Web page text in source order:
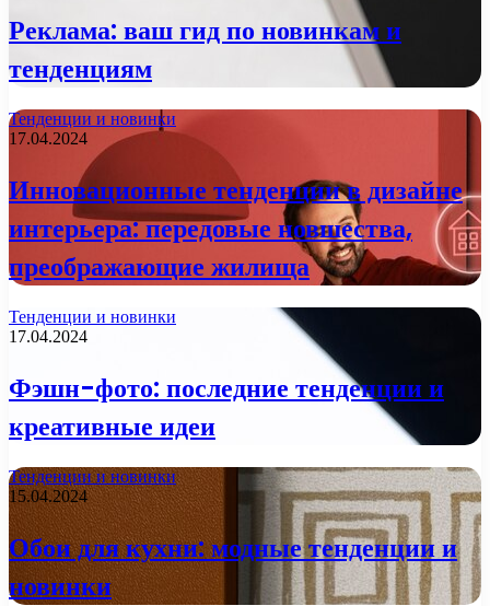
Реклама: ваш гид по новинкам и
тенденциям
Тенденции и новинки
17.04.2024
Инновационные тенденции в дизайне
интерьера: передовые новшества,
преображающие жилища
Тенденции и новинки
17.04.2024
Фэшн-фото: последние тенденции и
креативные идеи
Тенденции и новинки
15.04.2024
Обои для кухни: модные тенденции и
новинки